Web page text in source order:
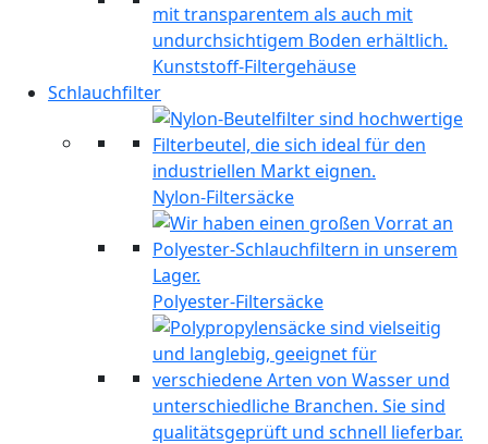
Kunststoff-Filtergehäuse
Schlauchfilter
Nylon-Filtersäcke
Polyester-Filtersäcke